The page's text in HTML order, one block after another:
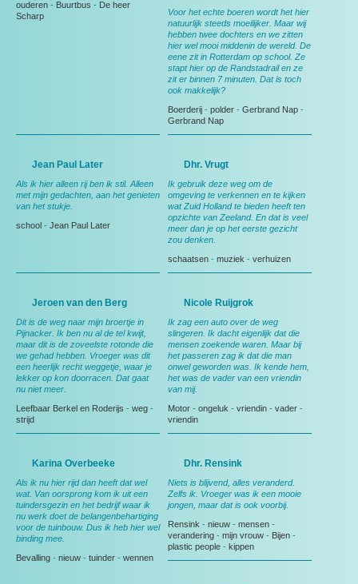
ouderen - Buurtbus - De heer
Scharp
Voor het echte boeren wordt het hier
natuurlijk steeds moeilijker. Maar wij
hebben twee dochters en we zitten
hier wel mooi middenin de wereld. De
eene zit in Rotterdam op school. Ze
stapt hier op de Randstadrail en ze
zit er binnen 7 minuten. Dat is toch
ook makkelijk?
Boerderij - polder - Gerbrand Nap -
Gerbrand Nap
Jean Paul Later
Als ik hier alleen rij ben ik stil. Alleen
met mijn gedachten, aan het genieten
van het stukje.
school - Jean Paul Later
Dhr. Vrugt
Ik gebruik deze weg om de
omgeving te verkennen en te kijken
wat Zuid Holland te bieden heeft ten
opzichte van Zeeland. En dat is veel
meer dan je op het eerste gezicht
zou denken.
schaatsen - muziek - verhuizen
Jeroen van den Berg
Dit is de weg naar mijn broertje in
Pijnacker. Ik ben nu al de tel kwijt,
maar dit is de zoveelste rotonde die
we gehad hebben. Vroeger was dit
een heerlijk recht weggetje, waar je
lekker op kon doorracen. Dat gaat
nu niet meer.
Leefbaar Berkel en Roderijs - weg -
strijd
Nicole Ruijgrok
Ik zag een auto over de weg
slingeren. Ik dacht eigenlijk dat die
mensen zoekende waren. Maar bij
het passeren zag ik dat die man
onwel geworden was. Ik kende hem,
het was de vader van een vriendin
van mij.
Motor - ongeluk - vriendin - vader -
vriendin
Karina Overbeeke
Als ik nu hier rijd dan heeft dat wel
wat. Van oorsprong kom ik uit een
tuindersgezin en het bedrijf waar ik
nu werk doet de belangenbehartiging
voor de tuinbouw. Dus ik heb hier wel
binding mee.
Bevalling - nieuw - tuinder - wennen
Dhr. Rensink
Niets is blijvend, alles veranderd.
Zelfs ik. Vroeger was ik een mooie
jongen, maar dat is ook voorbij.
Rensink - nieuw - mensen -
verandering - mijn vrouw - Bijen -
plastic people - kippen